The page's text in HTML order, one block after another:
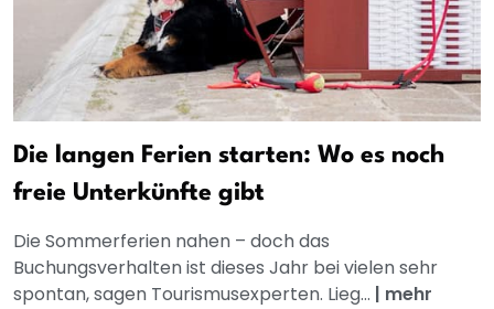
Die langen Ferien starten: Wo es noch
freie Unterkünfte gibt
Die Sommerferien nahen – doch das
Buchungsverhalten ist dieses Jahr bei vielen sehr
spontan, sagen Tourismusexperten. Lieg... | mehr